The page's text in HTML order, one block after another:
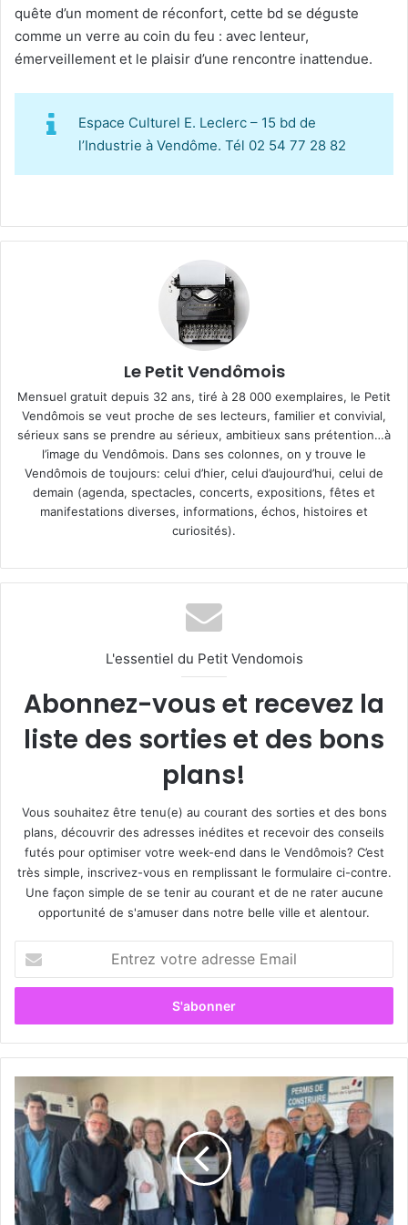
quête d’un moment de réconfort, cette bd se déguste
comme un verre au coin du feu : avec lenteur,
émerveillement et le plaisir d’une rencontre inattendue.
Espace Culturel E. Leclerc – 15 bd de
l’Industrie à Vendôme. Tél 02 54 77 28 82
Le Petit Vendômois
Mensuel gratuit depuis 32 ans, tiré à 28 000 exemplaires, le Petit
Vendômois se veut proche de ses lecteurs, familier et convivial,
sérieux sans se prendre au sérieux, ambitieux sans prétention…à
l’image du Vendômois. Dans ses colonnes, on y trouve le
Vendômois de toujours: celui d’hier, celui d’aujourd’hui, celui de
demain (agenda, spectacles, concerts, expositions, fêtes et
manifestations diverses, informations, échos, histoires et
curiosités).
L'essentiel du Petit Vendomois
Abonnez-vous et recevez la
liste des sorties et des bons
plans!
Vous souhaitez être tenu(e) au courant des sorties et des bons
plans, découvrir des adresses inédites et recevoir des conseils
futés pour optimiser votre week-end dans le Vendômois? C’est
très simple, inscrivez-vous en remplissant le formulaire ci-contre.
Une façon simple de se tenir au courant et de ne rater aucune
opportunité de s'amuser dans notre belle ville et alentour.
t
e
z
t
e
a
r
e
o
n
e
I
é
c